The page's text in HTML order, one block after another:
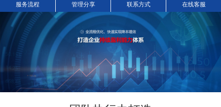
服务流程 管理分享 联系方式 在线客服